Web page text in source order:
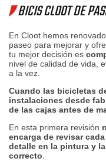
BICIS CLOOT DE
En Cloot hemos
paseo para mejorar y
tu mejor decisión es
nivel de calidad de vida,
a la vez.
Cuando las bicicletas
instalaciones desde
de las cajas antes de
En esta primera revisión
encarga de revisar
detalle en la pintura y
correcto